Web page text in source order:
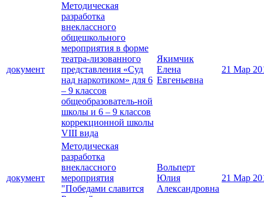
документ
Методическая
разработка
внеклассного
общешкольного
мероприятия в форме
театра-лизованного
представления «Суд
над наркотиком» для 6
– 9 классов
общеобразователь-ной
школы и 6 – 9 классов
коррекционной школы
VIII вида
Якимчик
Елена
Евгеньевна
21 Мар
документ
Методическая
разработка
внеклассного
мероприятия
"Победами славится
Вольперт
Юлия
Александровна
21 Мар